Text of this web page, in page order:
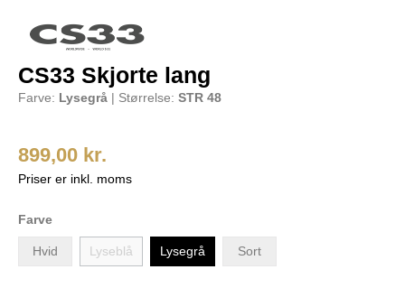
CS33 Skjorte lang
Farve: Lysegrå | Størrelse: STR 48
899,00 kr.
Priser er inkl. moms
Farve
Hvid Lyseblå Lysegrå Sort